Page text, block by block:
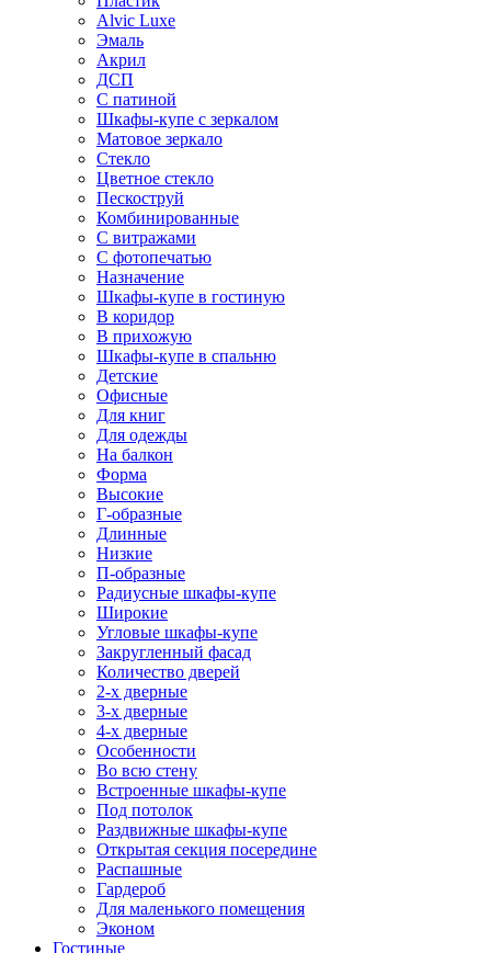
Alvic Luxe
Эмаль
Акрил
ДСП
С патиной
Шкафы-купе с зеркалом
Матовое зеркало
Стекло
Цветное стекло
Пескоструй
Комбинированные
С витражами
С фотопечатью
Назначение
Шкафы-купе в гостиную
В коридор
В прихожую
Шкафы-купе в спальню
Детские
Офисные
Для книг
Для одежды
На балкон
Форма
Высокие
Г-образные
Длинные
Низкие
П-образные
Радиусные шкафы-купе
Широкие
Угловые шкафы-купе
Закругленный фасад
Количество дверей
2-х дверные
3-х дверные
4-х дверные
Особенности
Во всю стену
Встроенные шкафы-купе
Под потолок
Раздвижные шкафы-купе
Открытая секция посередине
Распашные
Гардероб
Для маленького помещения
Эконом
Гостиные